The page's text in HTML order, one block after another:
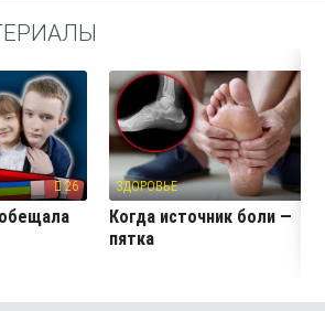
26 ЗДОРОВЬЕ
Когда источник боли —
пятка